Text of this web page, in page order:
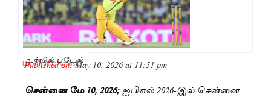
உர்வில் படேல்
ByPunitha Rajesh
Published on:May 10, 2026 at 11:51 pm
சென்னை மே 10, 2026; ஐபிஎல் 2026-இல் சென்னை